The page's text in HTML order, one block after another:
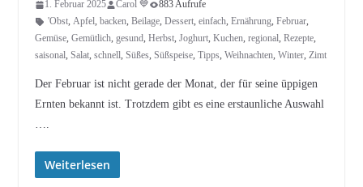
1. Februar 2025 Carol 💙
883 Aufrufe
'Obst, Apfel, backen, Beilage, Dessert, einfach, Ernährung, Februar,
Gemüse, Gemütlich, gesund, Herbst, Joghurt, Kuchen, regional, Rezepte,
saisonal, Salat, schnell, Süßes, Süßspeise, Tipps, Weihnachten, Winter, Zimt
Der Februar ist nicht gerade der Monat, der für seine üppigen
Ernten bekannt ist. Trotzdem gibt es eine erstaunliche Auswahl
….
Weiterlesen